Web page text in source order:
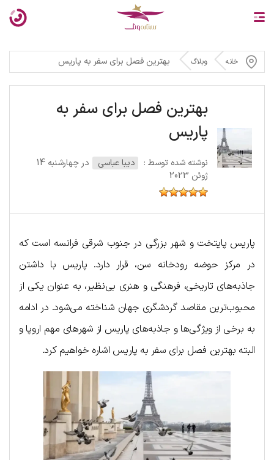
خانه وبلاگ بهترین فصل برای سفر به پاریس
بهترین فصل برای سفر به
پاریس
نوشته شده توسط : دیبا عباسی
در چهارشنبه 14
ژوئن 2023
پاریس پایتخت و شهر بزرگی در جنوب شرقی فرانسه است که
در مرکز حوضه رودخانه سن، قرار دارد. پاریس با داشتن
جاذبه‌های تاریخی، فرهنگی و هنری بی‌نظیر، به عنوان یکی از
محبوب‌ترین مقاصد گردشگری جهان شناخته می‌شود. در ادامه
به برخی از ویژگی‌ها و جاذبه‌های پاریس از شهرهای مهم اروپا و
البته بهترین فصل برای سفر به پاریس اشاره خواهیم کرد.